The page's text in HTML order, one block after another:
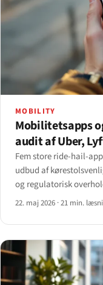
MOBILITY
Mobilitetsapps
audit af Uber,
Fem store ride-hail-
udbud af
og regulatorisk
testture.
22. maj 2026 ·21 min.